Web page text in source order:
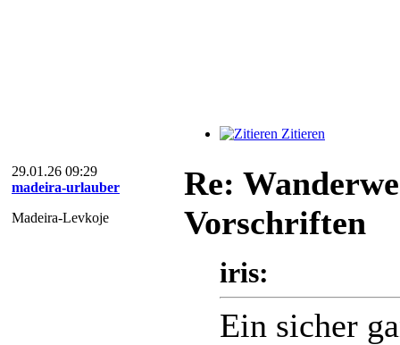
Zitieren
29.01.26 09:29
madeira-urlauber
Madeira-Levkoje
Re:
Vorschriften
iris:
Ein sicher